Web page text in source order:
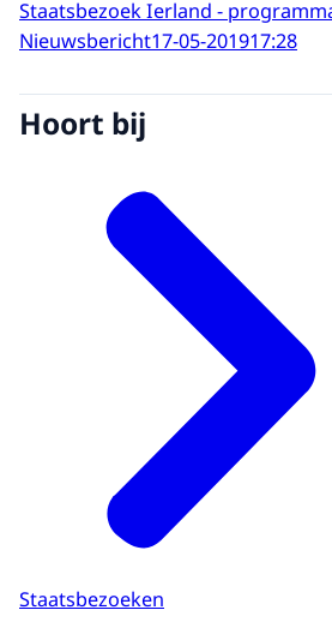
Staatsbezoek Ierland -
Nieuwsbericht17-05-201917:28
Hoort bij
Staatsbezoeken